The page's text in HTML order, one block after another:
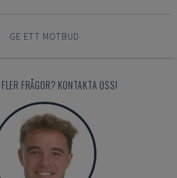
GE ETT MOTBUD
FRÅGOR? KONTAKTA OSS!